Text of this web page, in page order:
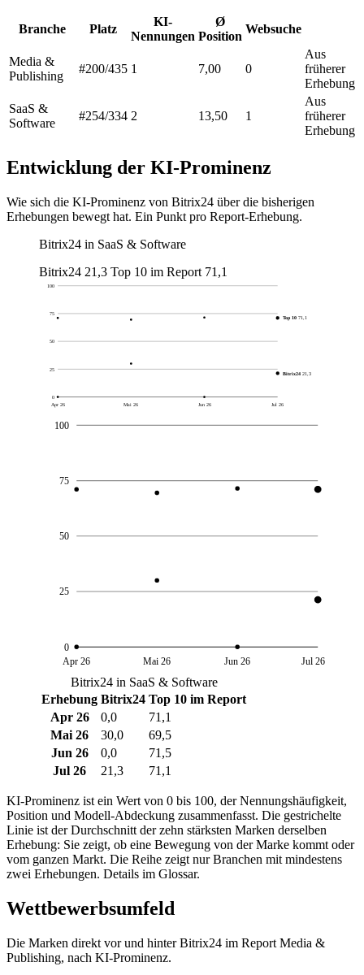
Branche Platz
KI-
Nennungen
Ø
Position
Websuche
Media &
Publishing
#200/435 1 7,00 0
Aus
früherer
Erhebung
SaaS &
Software
#254/334 2 13,50 1
Aus
früherer
Erhebung
Entwicklung der KI-Prominenz
Wie sich die KI-Prominenz von Bitrix24 über die bisherigen
Erhebungen bewegt hat. Ein Punkt pro Report-Erhebung.
Bitrix24 in SaaS & Software
Bitrix24 21,3 Top 10 im Report 71,1
0
25
50
75
100
Apr 26 Mai 26 Jun 26 Jul 26
Bitrix24 21,3
Top 10 71,1
0
25
50
75
100
Apr 26 Mai 26 Jun 26 Jul 26
Bitrix24 in SaaS & Software
Erhebung Bitrix24 Top 10 im Report
Apr 26
0,0
71,1
Mai 26
30,0
69,5
Jun 26
0,0
71,5
Jul 26
21,3 71,1
KI-Prominenz ist ein Wert von 0 bis 100, der Nennungshäufigkeit,
Position und Modell-Abdeckung zusammenfasst. Die gestrichelte
Linie ist der Durchschnitt der zehn stärksten Marken derselben
Erhebung: Sie zeigt, ob eine Bewegung von der Marke kommt oder
vom ganzen Markt. Die Reihe zeigt nur Branchen mit mindestens
zwei Erhebungen. Details im Glossar.
Wettbewerbsumfeld
Die Marken direkt vor und hinter Bitrix24 im Report Media &
Publishing, nach KI-Prominenz.